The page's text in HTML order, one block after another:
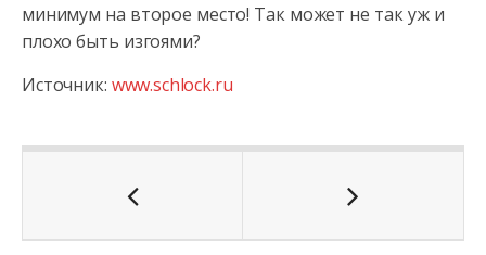
минимум на второе место! Так может не так уж и
плохо быть изгоями?
Источник: www.schlock.ru